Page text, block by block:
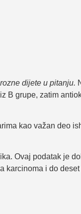
dijete u pitanju.
B grupe, zatim
kao važan deo
Ovaj podatak je
i do